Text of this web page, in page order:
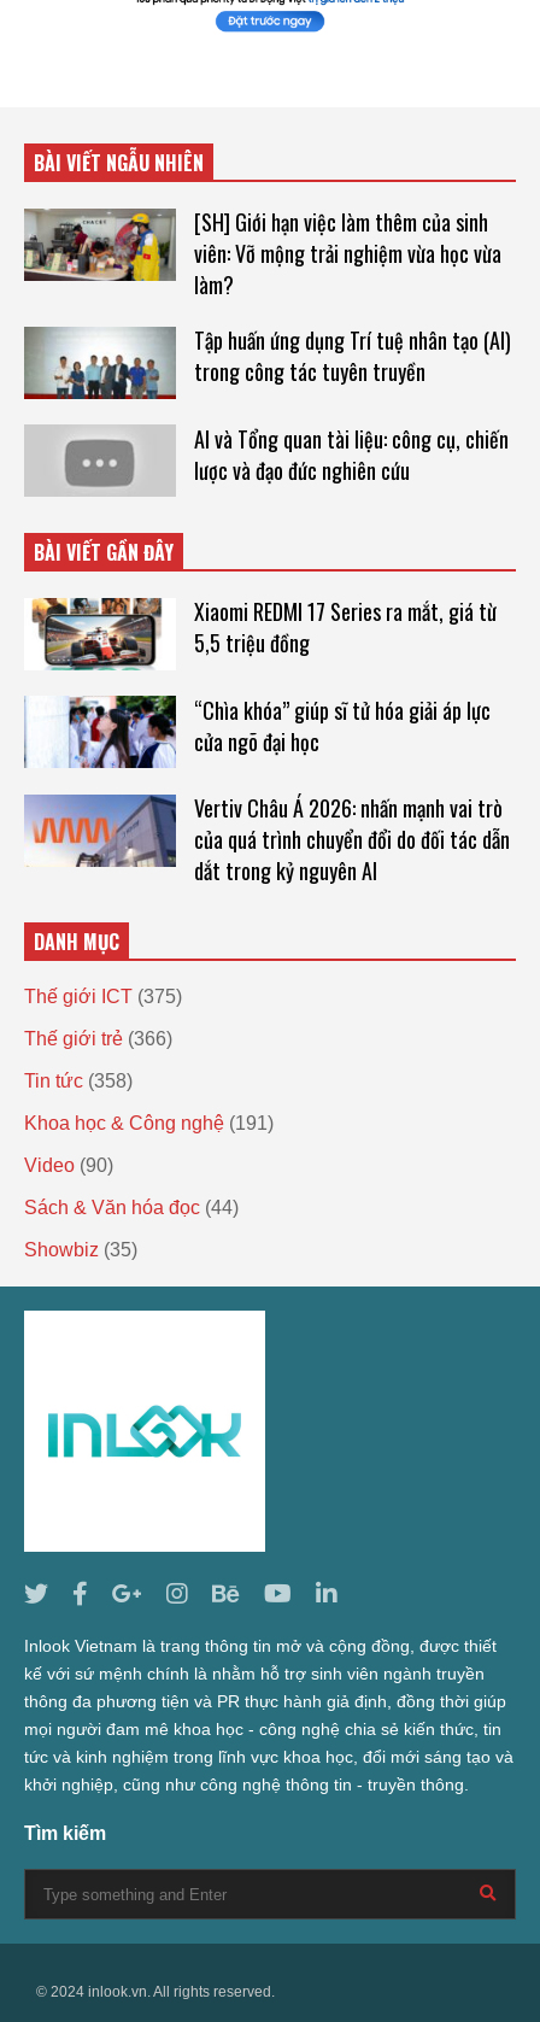
BÀI VIẾT NGẪU NHIÊN
[SH] Giới hạn việc làm thêm của sinh
viên: Vỡ mộng trải nghiệm vừa học vừa
làm?
Tập huấn ứng dụng Trí tuệ nhân tạo (AI)
trong công tác tuyên truyền
AI và Tổng quan tài liệu: công cụ, chiến
lược và đạo đức nghiên cứu
BÀI VIẾT GẦN ĐÂY
Xiaomi REDMI 17 Series ra mắt, giá từ
5,5 triệu đồng
“Chìa khóa” giúp sĩ tử hóa giải áp lực
cửa ngõ đại học
Vertiv Châu Á 2026: nhấn mạnh vai trò
của quá trình chuyển đổi do đối tác dẫn
dắt trong kỷ nguyên AI
DANH MỤC
Thế giới ICT (375)
Thế giới trẻ (366)
Tin tức (358)
Khoa học & Công nghệ (191)
Video (90)
Sách & Văn hóa đọc (44)
Showbiz (35)
Inlook Vietnam là trang thông tin mở và cộng đồng, được thiết
kế với sứ mệnh chính là nhằm hỗ trợ sinh viên ngành truyền
thông đa phương tiện và PR thực hành giả định, đồng thời giúp
mọi người đam mê khoa học - công nghệ chia sẻ kiến thức, tin
tức và kinh nghiệm trong lĩnh vực khoa học, đổi mới sáng tạo và
khởi nghiệp, cũng như công nghệ thông tin - truyền thông.
Tìm kiếm
© 2024 inlook.vn. All rights reserved.